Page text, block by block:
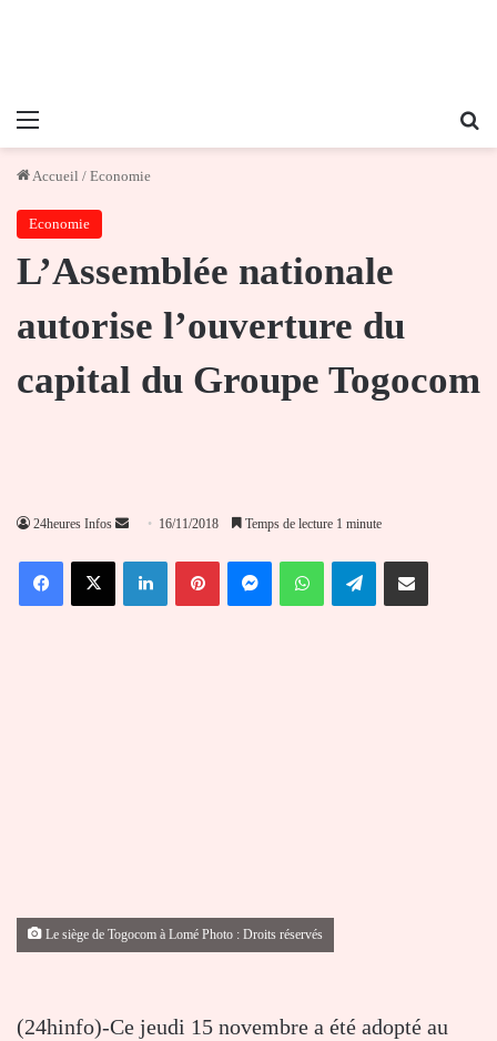
Menu
Accueil / Economie
Economie
L’Assemblée nationale
autorise l’ouverture du
capital du Groupe Togocom
24heures Infos
Envoyer
courriel
16/11/2018 Temps de lecture 1 minute
FacebookX LinkedinPinterestMessengerWhatsAppTelegramPartager par email
Le siège de Togocom à Lomé Photo : Droits réservés
(24hinfo)-Ce jeudi 15 novembre a été adopté au